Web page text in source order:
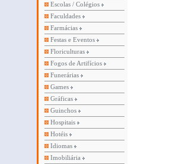
Escolas / Colégios
Faculdades
Farmácias
Festas e Eventos
Floriculturas
Fogos de Artifícios
Funerárias
Games
Gráficas
Guinchos
Hospitais
Hotéis
Idiomas
Imobiliária